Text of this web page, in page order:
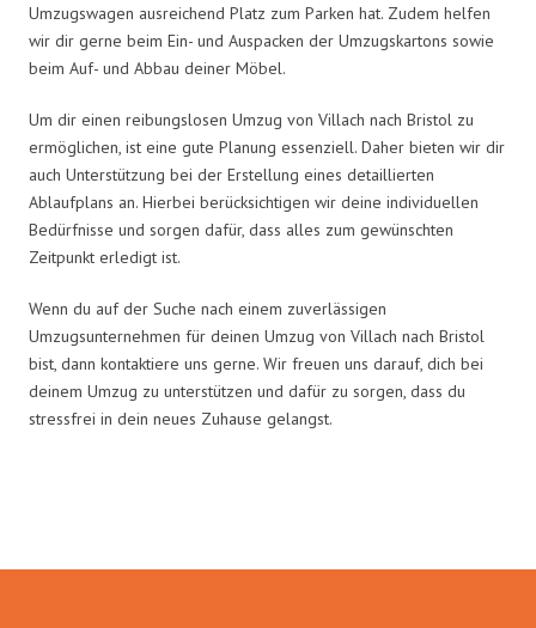
Umzugswagen ausreichend Platz zum Parken hat. Zudem helfen
wir dir gerne beim Ein- und Auspacken der Umzugskartons sowie
beim Auf- und Abbau deiner Möbel.
Um dir einen reibungslosen Umzug von Villach nach Bristol zu
ermöglichen, ist eine gute Planung essenziell. Daher bieten wir dir
auch Unterstützung bei der Erstellung eines detaillierten
Ablaufplans an. Hierbei berücksichtigen wir deine individuellen
Bedürfnisse und sorgen dafür, dass alles zum gewünschten
Zeitpunkt erledigt ist.
Wenn du auf der Suche nach einem zuverlässigen
Umzugsunternehmen für deinen Umzug von Villach nach Bristol
bist, dann kontaktiere uns gerne. Wir freuen uns darauf, dich bei
deinem Umzug zu unterstützen und dafür zu sorgen, dass du
stressfrei in dein neues Zuhause gelangst.